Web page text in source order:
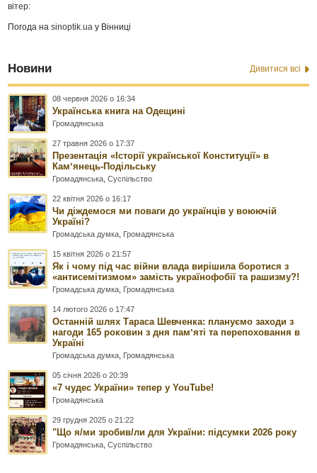
вітер:
Погода наsinoptik.ua у Вінниці
Новини Дивитися всі
08 червня 2026 о 16:34
Українська книга на Одещині
Громадянська
27 травня 2026 о 17:37
Презентація «Історії української Конституції» в
Камʼянець-Подільську
Громадянська ,Суспільство
22 квітня 2026 о 16:17
Чи діждемося ми поваги до українців у воюючій
Україні?
Громадська думка Громадянська
15 квітня 2026 о 21:57
Як і чому під час війни влада вирішила боротися з
«антисемітизмом» замість українофобії та рашизму?!
Громадська думка Громадянська
14 лютого 2026 о 17:47
Останній шлях Тараса Шевченка: плануємо заходи з
нагоди 165 роковин з дня памʼяті та перепоховання в
Україні
Громадська думка Громадянська
05 січня 2026 о 20:39
«7 чудес України» тепер у YouTube!
Громадянська
29 грудня 2025 о 21:22
"Що я/ми зробив/ли для України: підсумки 2026 року
Громадянська ,Суспільство